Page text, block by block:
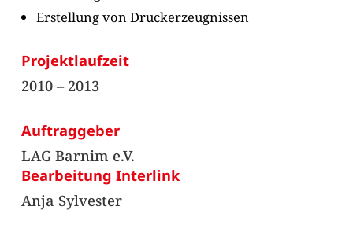
Erstellung von Druckerzeugnissen
Projektlaufzeit
2010 – 2013
Auftraggeber
LAG Barnim e.V.
Bearbeitung Interlink
Anja Sylvester